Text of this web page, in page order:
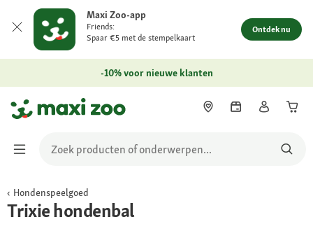
Maxi Zoo-app
Friends:
Spaar €5 met de stempelkaart
Ontdek nu
-10% voor nieuwe klanten
Hondenspeelgoed
Trixie hondenbal